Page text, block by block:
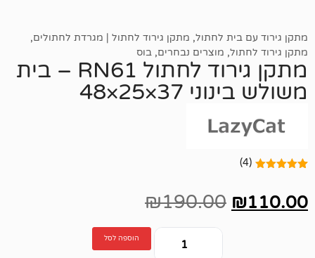
לחתול,מתקן גירוד לחתול | מגרדת לחתולים
,מוצרים נבחרים,בוס
מתקן גירוד לחתול RN61 – בית
₪190.00
הוספה לסל